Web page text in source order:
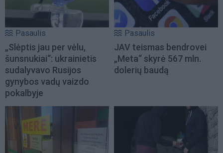
Pasaulis
„Slėptis jau per vėlu,
šunsnukiai“: ukrainietis
sudalyvavo Rusijos
gynybos vadų vaizdo
pokalbyje
Pasaulis
JAV teismas bendrovei
„Meta“ skyrė 567 mln.
dolerių baudą